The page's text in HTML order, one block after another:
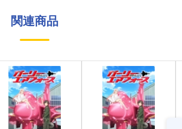
関連商品